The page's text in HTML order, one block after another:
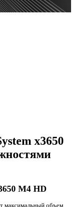
x3650
M4 HD
максимальный объем